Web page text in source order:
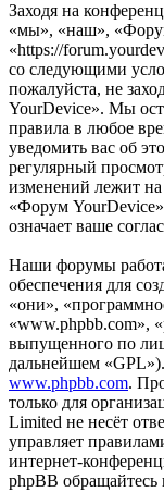
Заходя на
«мы», «наш»,
«https://
со следующими
пожалуйста, не
YourDevice». Мы
правила в любое
уведомить вас об
регулярный
изменений лежит на
«Форум
означает ваше
Наши форумы
обеспечения для
«они»,
«www.phpbb.com»,
выпущенного по
дальнейшем
www.phpbb.com.
только для
Limited не несёт
управляет
интернет-
phpBB обращайтесь